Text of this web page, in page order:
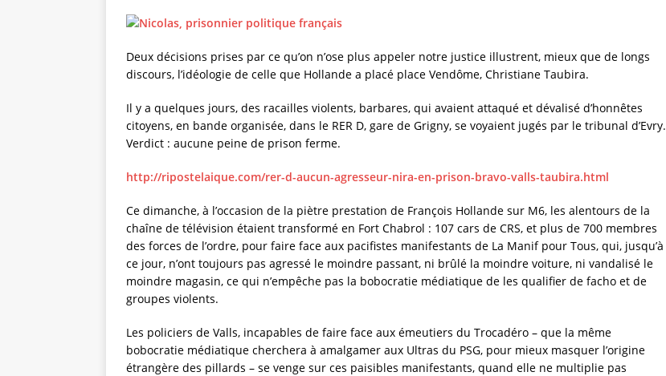
c
e
b
o
o
it
te
r
ai
l
a
re
Deux décisions prises par ce qu’on n’ose plus appeler notre justice illustrent, mieux que de longs
discours, l’idéologie de celle que Hollande a placé place Vendôme, Christiane Taubira.
Il y a quelques jours, des racailles violents, barbares, qui avaient attaqué et dévalisé d’honnêtes
citoyens, en bande organisée, dans le RER D, gare de Grigny, se voyaient jugés par le tribunal d’Evry.
Verdict : aucune peine de prison ferme.
http://ripostelaique.com/rer-d-aucun-agresseur-nira-en-prison-bravo-valls-taubira.html
Ce dimanche, à l’occasion de la piètre prestation de François Hollande sur M6, les alentours de la
chaîne de télévision étaient transformé en Fort Chabrol : 107 cars de CRS, et plus de 700 membres
des forces de l’ordre, pour faire face aux pacifistes manifestants de La Manif pour Tous, qui, jusqu’à
ce jour, n’ont toujours pas agressé le moindre passant, ni brûlé la moindre voiture, ni vandalisé le
moindre magasin, ce qui n’empêche pas la bobocratie médiatique de les qualifier de facho et de
groupes violents.
Les policiers de Valls, incapables de faire face aux émeutiers du Trocadéro – que la même
bobocratie médiatique cherchera à amalgamer aux Ultras du PSG, pour mieux masquer l’origine
étrangère des pillards – se venge sur ces paisibles manifestants, quand elle ne multiplie pas